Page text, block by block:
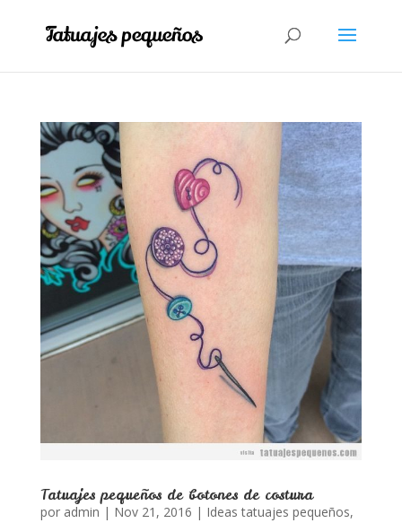
Tatuajes pequeños de botones de costura
por admin | Nov 21, 2016 | Ideas tatuajes pequeños,